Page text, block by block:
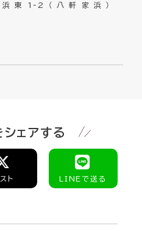
東1-2（八軒家浜）
ェアする
ト LINEで送る